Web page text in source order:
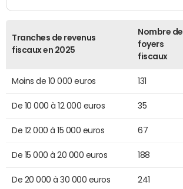
Tranches de revenus
fiscaux en 2025
Nombre de
foyers
fiscaux
Moins de 10 000 euros 131
De 10 000 à 12 000 euros 35
De 12 000 à 15 000 euros 67
De 15 000 à 20 000 euros 188
De 20 000 à 30 000 euros 241